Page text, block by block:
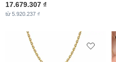
17.679.307 ₫
từ 5.920.237 ₫